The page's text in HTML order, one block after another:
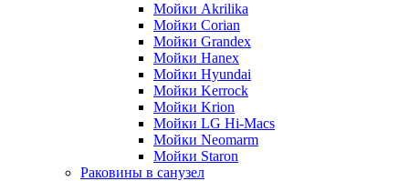
Мойки Akrilika
Мойки Corian
Мойки Grandex
Мойки Hanex
Мойки Hyundai
Мойки Kerrock
Мойки Krion
Мойки LG Hi-Macs
Мойки Neomarm
Мойки Staron
Раковины в санузел